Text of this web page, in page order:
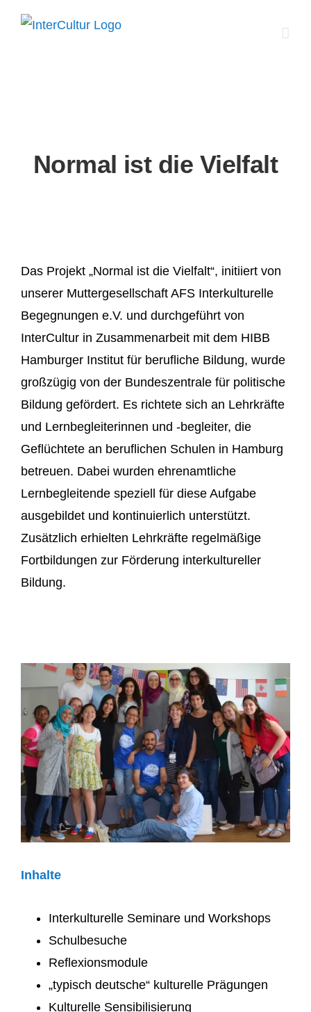
Zum
Normal ist die Vielfalt
Das Projekt „Normal ist die Vielfalt“, initiiert von
unserer Muttergesellschaft AFS Interkulturelle
Begegnungen e.V. und durchgeführt von
InterCultur in Zusammenarbeit mit dem HIBB
Hamburger Institut für berufliche Bildung, wurde
großzügig von der Bundeszentrale für politische
Bildung gefördert. Es richtete sich an Lehrkräfte
und Lernbegleiterinnen und -begleiter, die
Geflüchtete an beruflichen Schulen in Hamburg
betreuen. Dabei wurden ehrenamtliche
Lernbegleitende speziell für diese Aufgabe
ausgebildet und kontinuierlich unterstützt.
Zusätzlich erhielten Lehrkräfte regelmäßige
Fortbildungen zur Förderung interkultureller
Bildung.
Inhalte
Interkulturelle Seminare und Workshops
Schulbesuche
Reflexionsmodule
„typisch deutsche“ kulturelle Prägungen
Kulturelle Sensibilisierung